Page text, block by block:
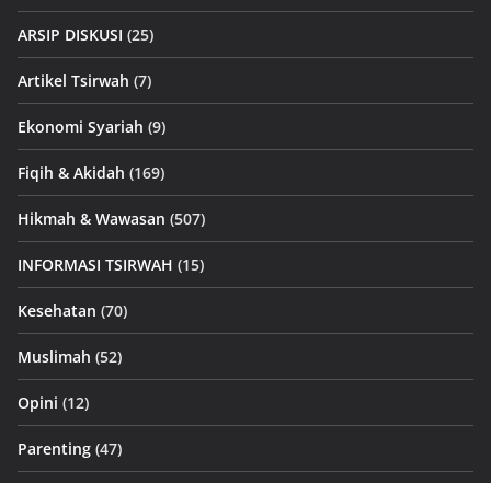
ARSIP DISKUSI (25)
Artikel Tsirwah (7)
Ekonomi Syariah (9)
Fiqih & Akidah (169)
Hikmah & Wawasan (507)
INFORMASI TSIRWAH (15)
Kesehatan (70)
Muslimah (52)
Opini (12)
Parenting (47)